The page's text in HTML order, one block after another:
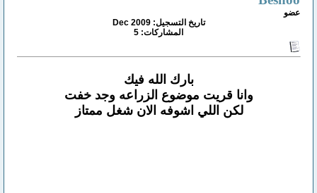
عضو
تاريخ التسجيل: Dec 2009
المشاركات: 5
بارك الله فيك
وانا قريت موضوع الزراعه وجد خفت
لكن اللي اشوفه الان شغل ممتاز